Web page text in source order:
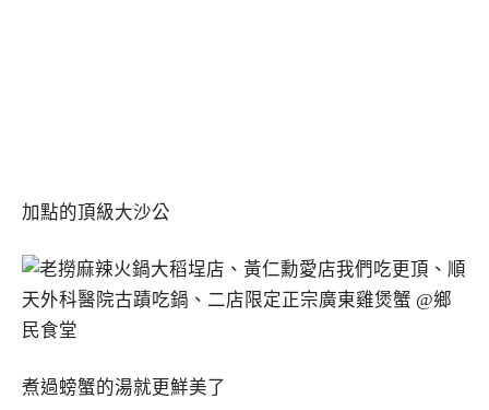
加點的頂級大沙公
煮過螃蟹的湯就更鮮美了